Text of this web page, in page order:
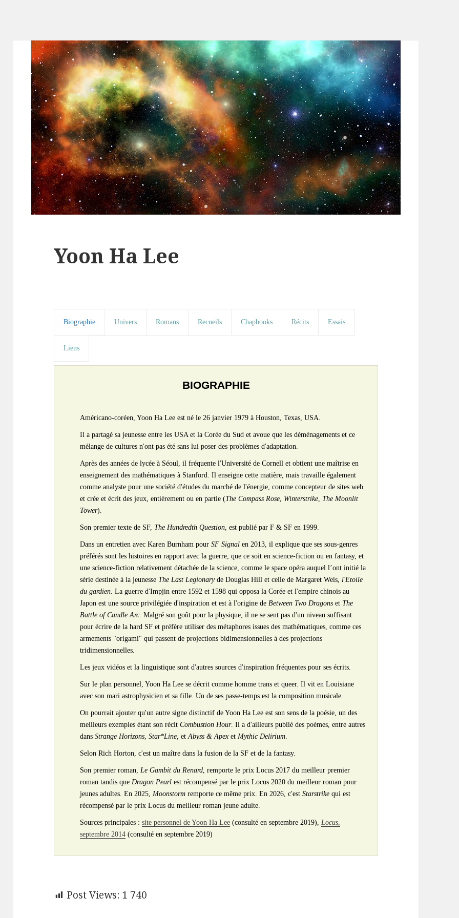
Yoon Ha Lee
Biographie Univers Romans Recueils Chapbooks Récits Essais
Liens
BIOGRAPHIE
Américano-coréen, Yoon Ha Lee est né le 26 janvier 1979 à Houston, Texas, USA.
Il a partagé sa jeunesse entre les USA et la Corée du Sud et avoue que les déménagements et ce
mélange de cultures n'ont pas été sans lui poser des problèmes d'adaptation.
Après des années de lycée à Séoul, il fréquente l'Université de Cornell et obtient une maîtrise en
enseignement des mathématiques à Stanford. Il enseigne cette matière, mais travaille également
comme analyste pour une société d'études du marché de l'énergie, comme concepteur de sites web
et crée et écrit des jeux, entièrement ou en partie (The Compass Rose, Winterstrike, The Moonlit
Tower).
Son premier texte de SF, The Hundredth Question, est publié par F & SF en 1999.
Dans un entretien avec Karen Burnham pourSF Signal en 2013, il explique que ses sous-genres
préférés sont les histoires en rapport avec la guerre, que ce soit en science-fiction ou en fantasy, et
une science-fiction relativement détachée de la science, comme le space opéra auquel l’ont initié la
série destinée à la jeunesse The Last Legionaryde Douglas Hill et celle de Margaret Weis,l'Etoile
du gardien. La guerre d'Impjin entre 1592 et 1598 qui opposa la Corée et l'empire chinois au
Japon est une source privilégiée d'inspiration et est à l'origine deBetween Two Dragons et The
Battle of Candle Arc. Malgré son goût pour la physique, il ne se sent pas d'un niveau suffisant
pour écrire de la hard SF et préfère utiliser des métaphores issues des mathématiques, comme ces
armements "origami" qui passent de projections bidimensionnelles à des projections
tridimensionnelles.
Les jeux vidéos et la linguistique sont d'autres sources d'inspiration fréquentes pour ses écrits.
Sur le plan personnel, Yoon Ha Lee se décrit comme homme trans et queer. Il vit en Louisiane
avec son mari astrophysicien et sa fille. Un de ses passe-temps est la composition musicale.
On pourrait ajouter qu'un autre signe distinctif de Yoon Ha Lee est son sens de la poésie, un des
meilleurs exemples étant son récitCombustion Hour. Il a d'ailleurs publié des poèmes, entre autres
dansStrange Horizons,Star*Line, etAbyss & Apex etMythic Delirium.
Selon Rich Horton, c'est un maître dans la fusion de la SF et de la fantasy.
Son premier roman,Le Gambit du Renard, remporte le prix Locus 2017 du meilleur premier
roman tandis queDragon Pearl est récompensé par le prix Locus 2020 du meilleur roman pour
jeunes adultes. En 2025,Moonstorm remporte ce même prix. En 2026, c'estStarstrike qui est
récompensé par le prix Locus du meilleur roman jeune adulte.
Sources principales :site personnel de Yoon Ha Lee (consulté en septembre 2019),Locus,
septembre 2014 (consulté en septembre 2019)
Post Views: 1 740